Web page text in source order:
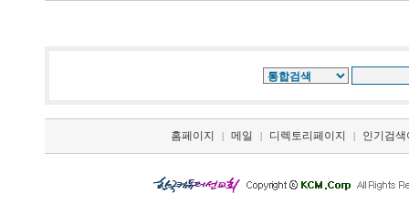
홈페이지 | 메일 | 디렉토리페이지 | 인기검색